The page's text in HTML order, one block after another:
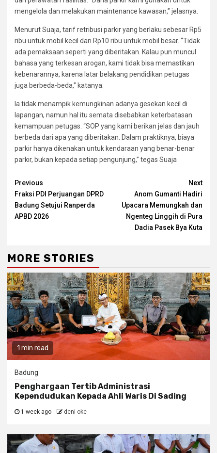
mengelola dan melakukan maintenance kawasan,” jelasnya.
Menurut Suaja, tarif retribusi parkir yang berlaku sebesar Rp5
ribu untuk mobil kecil dan Rp10 ribu untuk mobil besar. “Tidak
ada pemaksaan seperti yang diberitakan. Kalau pun muncul
bahasa yang terkesan arogan, kami tidak bisa memastikan
kebenarannya, karena latar belakang pendidikan petugas
juga berbeda-beda,” katanya.
Ia tidak menampik kemungkinan adanya gesekan kecil di
lapangan, namun hal itu semata disebabkan keterbatasan
kemampuan petugas. “SOP yang kami berikan jelas dan jauh
berbeda dari apa yang diberitakan. Dalam praktiknya, biaya
parkir hanya dikenakan untuk kendaraan yang benar-benar
parkir, bukan kepada setiap pengunjung,” tegas Suaja
Continue
Reading
Previous
Fraksi PDI Perjuangan DPRD
Badung Setujui Ranperda
APBD 2026
Next
Anom Gumanti Hadiri
Upacara Memungkah dan
Ngenteg Linggih di Pura
Dadia Pasek Bya Kuta
MORE STORIES
1 min read
Badung
Penghargaan Tertib Administrasi
Kependudukan Kepada Ahli Waris Di Sading
1 week ago deni oke